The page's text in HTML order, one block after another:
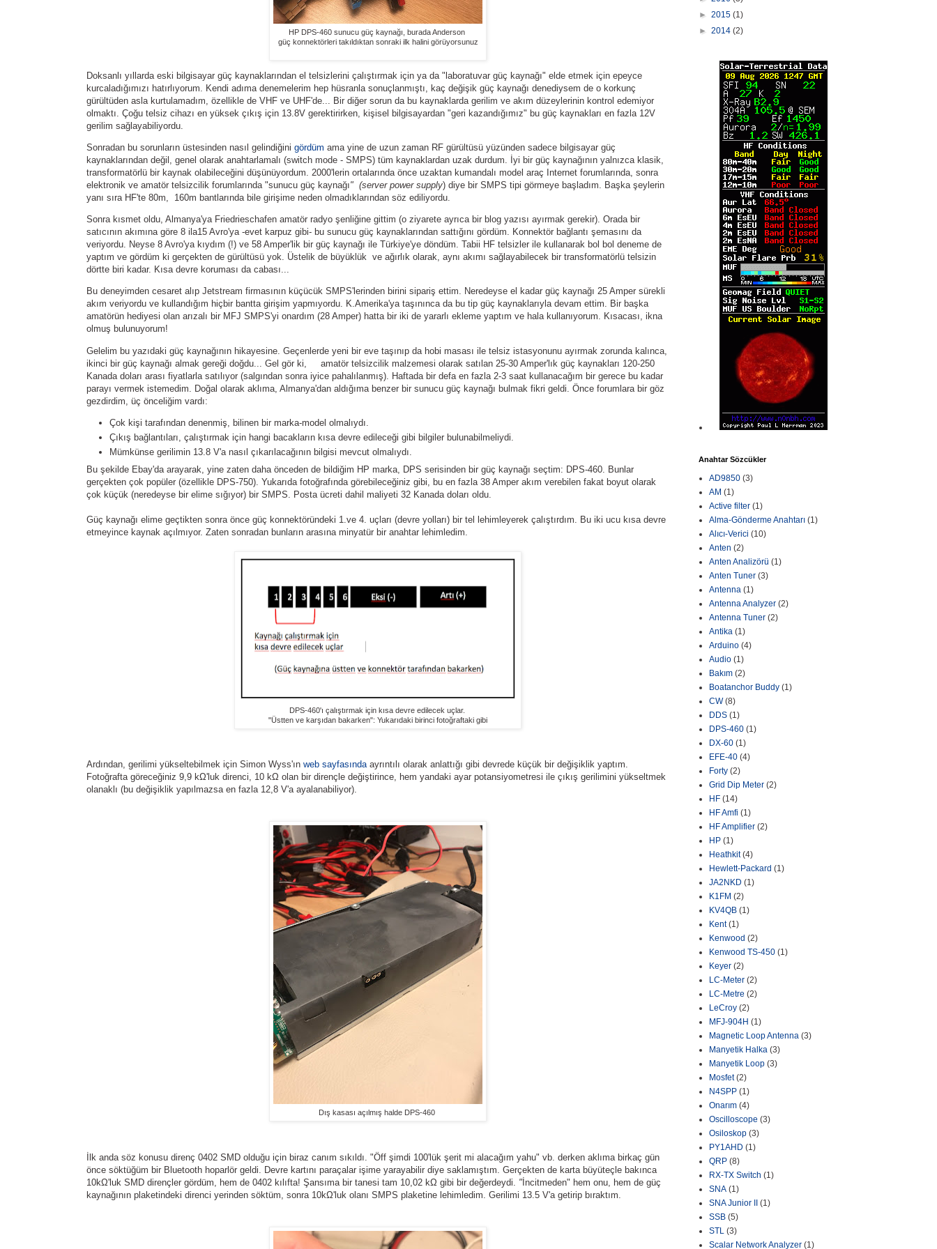
HP DPS-460 sunucu güç kaynağı, burada Anderson
güç konnektörleri takıldıktan sonraki ilk halini görüyorsunuz
Doksanlı yıllarda eski bilgisayar güç kaynaklarından el telsizlerini çalıştırmak için ya da "laboratuvar güç kaynağı" elde etmek için epeyce
kurcaladığımızı hatırlıyorum. Kendi adıma denemelerim hep hüsranla sonuçlanmıştı, kaç değişik güç kaynağı denediysem de o korkunç
gürültüden asla kurtulamadım, özellikle de VHF ve UHF'de... Bir diğer sorun da bu kaynaklarda gerilim ve akım düzeylerinin kontrol edemiyor
olmaktı. Çoğu telsiz cihazı en yüksek çıkış için 13.8V gerektirirken, kişisel bilgisayardan "geri kazandığımız" bu güç kaynakları en fazla 12V
gerilim sağlayabiliyordu.
Sonradan bu sorunların üstesinden nasıl gelindiğini gördüm ama yine de uzun zaman RF gürültüsü yüzünden sadece bilgisayar güç
kaynaklarından değil, genel olarak anahtarlamalı (switch mode - SMPS) tüm kaynaklardan uzak durdum. İyi bir güç kaynağının yalnızca klasik,
transformatörlü bir kaynak olabileceğini düşünüyordum. 2000'lerin ortalarında önce uzaktan kumandalı model araç Internet forumlarında, sonra
elektronik ve amatör telsizcilik forumlarında "sunucu güç kaynağı" (server power supply) diye bir SMPS tipi görmeye başladım. Başka şeylerin
yanı sıra HF'te 80m, 160m bantlarında bile girişime neden olmadıklarından söz ediliyordu.
Sonra kısmet oldu, Almanya'ya Friedrieschafen amatör radyo şenliğine gittim (o ziyarete ayrıca bir blog yazısı ayırmak gerekir). Orada bir
satıcının akımına göre 8 ila15 Avro'ya -evet karpuz gibi- bu sunucu güç kaynaklarından sattığını gördüm. Konnektör bağlantı şemasını da
veriyordu. Neyse 8 Avro'ya kıydım (!) ve 58 Amper'lik bir güç kaynağı ile Türkiye'ye döndüm. Tabii HF telsizler ile kullanarak bol bol deneme de
yaptım ve gördüm ki gerçekten de gürültüsü yok. Üstelik de büyüklük ve ağırlık olarak, aynı akımı sağlayabilecek bir transformatörlü telsizin
dörtte biri kadar. Kısa devre koruması da cabası...
Bu deneyimden cesaret alıp Jetstream firmasının küçücük SMPS'lerinden birini sipariş ettim. Neredeyse el kadar güç kaynağı 25 Amper sürekli
akım veriyordu ve kullandığım hiçbir bantta girişim yapmıyordu. K.Amerika'ya taşınınca da bu tip güç kaynaklarıyla devam ettim. Bir başka
amatörün hediyesi olan arızalı bir MFJ SMPS'yi onardım (28 Amper) hatta bir iki de yararlı ekleme yaptım ve hala kullanıyorum. Kısacası, ikna
olmuş bulunuyorum!
Gelelim bu yazıdaki güç kaynağının hikayesine. Geçenlerde yeni bir eve taşınıp da hobi masası ile telsiz istasyonunu ayırmak zorunda kalınca,
ikinci bir güç kaynağı almak gereği doğdu... Gel gör ki, amatör telsizcilik malzemesi olarak satılan 25-30 Amper'lık güç kaynakları 120-250
Kanada doları arası fiyatlarla satılıyor (salgından sonra iyice pahalılanmış). Haftada bir defa en fazla 2-3 saat kullanacağım bir gerece bu kadar
parayı vermek istemedim. Doğal olarak aklıma, Almanya'dan aldığıma benzer bir sunucu güç kaynağı bulmak fikri geldi. Önce forumlara bir göz
gezdirdim, üç önceliğim vardı:
Çok kişi tarafından denenmiş, bilinen bir marka-model olmalıydı.
Çıkış bağlantıları, çalıştırmak için hangi bacakların kısa devre edileceği gibi bilgiler bulunabilmeliydi.
Mümkünse gerilimin 13.8 V'a nasıl çıkarılacağının bilgisi mevcut olmalıydı.
Bu şekilde Ebay'da arayarak, yine zaten daha önceden de bildiğim HP marka, DPS serisinden bir güç kaynağı seçtim: DPS-460. Bunlar
gerçekten çok popüler (özellikle DPS-750). Yukarıda fotoğrafında görebileceğiniz gibi, bu en fazla 38 Amper akım verebilen fakat boyut olarak
çok küçük (neredeyse bir elime sığıyor) bir SMPS. Posta ücreti dahil maliyeti 32 Kanada doları oldu.
Güç kaynağı elime geçtikten sonra önce güç konnektöründeki 1.ve 4. uçları (devre yolları) bir tel lehimleyerek çalıştırdım. Bu iki ucu kısa devre
etmeyince kaynak açılmıyor. Zaten sonradan bunların arasına minyatür bir anahtar lehimledim.
DPS-460'ı çalıştırmak için kısa devre edilecek uçlar.
"Üstten ve karşıdan bakarken": Yukarıdaki birinci fotoğraftaki gibi
Ardından, gerilimi yükseltebilmek için Simon Wyss'ın web sayfasındaayrıntılı olarak anlattığı gibi devrede küçük bir değişiklik yaptım.
Fotoğrafta göreceğiniz 9,9 kΩ'luk direnci, 10 kΩ olan bir dirençle değiştirince, hem yandaki ayar potansiyometresi ile çıkış gerilimini yükseltmek
olanaklı (bu değişiklik yapılmazsa en fazla 12,8 V'a ayalanabiliyor).
Dış kasası açılmış halde DPS-460
İlk anda söz konusu direnç 0402 SMD olduğu için biraz canım sıkıldı. "Öff şimdi 100'lük şerit mi alacağım yahu" vb. derken aklıma birkaç gün
önce söktüğüm bir Bluetooth hoparlör geldi. Devre kartını paraçalar işime yarayabilir diye saklamıştım. Gerçekten de karta büyüteçle bakınca
10kΩ'luk SMD dirençler gördüm, hem de 0402 kılıfta! Şansıma bir tanesi tam 10,02 kΩ gibi bir değerdeydi. " İncitmeden" hem onu, hem de güç
kaynağının plaketindeki direnci yerinden söktüm, sonra 10kΩ'luk olanı SMPS plaketine lehimledim. Gerilimi 13.5 V'a getirip bıraktım.
► 2015 (1)
► 2014 (2)
Anahtar Sözcükler
AD9850 (3)
AM (1)
Active filter (1)
Alma-Gönderme Anahtarı (1)
Alıcı-Verici (10)
Anten (2)
Anten Analizörü (1)
Anten Tuner (3)
Antenna (1)
Antenna Analyzer (2)
Antenna Tuner (2)
Antika (1)
Arduino (4)
Audio (1)
Bakım (2)
Boatanchor Buddy (1)
CW (8)
DDS (1)
DPS-460 (1)
DX-60 (1)
EFE-40 (4)
Forty (2)
Grid Dip Meter (2)
HF (14)
HF Amfi (1)
HF Amplifier (2)
HP (1)
Heathkit (4)
Hewlett-Packard (1)
JA2NKD (1)
K1FM (2)
KV4QB (1)
Kent (1)
Kenwood (2)
Kenwood TS-450 (1)
Keyer (2)
LC-Meter (2)
LC-Metre (2)
LeCroy (2)
MFJ-904H (1)
Magnetic Loop Antenna (3)
Manyetik Halka (3)
Manyetik Loop (3)
Mosfet (2)
N4SPP (1)
Onarım (4)
Oscilloscope (3)
Osiloskop (3)
PY1AHD (1)
QRP (8)
RX-TX Switch (1)
SNA (1)
SNA Junior II
(1)
SSB (5)
STL (3)
Scalar Network Analyzer (1)